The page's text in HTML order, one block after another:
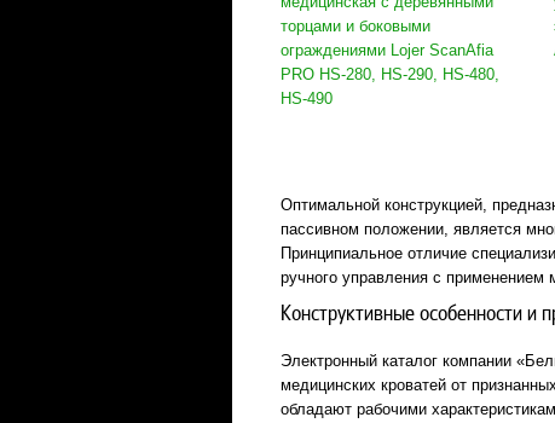
торцами и боковыми
ограждениями Lojer ScanAfia
PRO HS-280, HS-290, HS-480,
HS-490
Оптимальной конструкцией,
пассивном положении, является
Принципиальное отличие
ручного управления с
Конструктивные особенности и
Электронный каталог компании
медицинских кроватей от
обладают рабочими